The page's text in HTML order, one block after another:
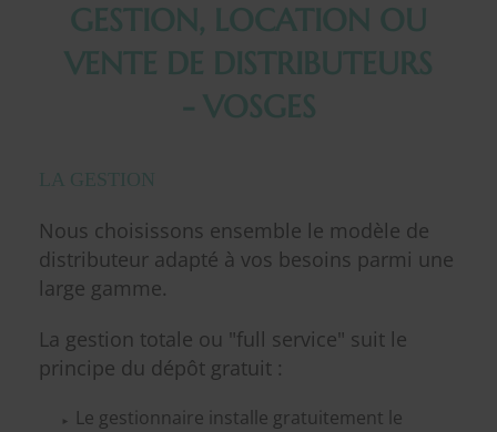
GESTION, LOCATION OU
VENTE DE DISTRIBUTEURS
- VOSGES
LA GESTION
Nous choisissons ensemble le modèle de
distributeur adapté à vos besoins parmi une
large gamme.
La gestion totale ou "full service" suit le
principe du dépôt gratuit :
Le gestionnaire installe gratuitement le